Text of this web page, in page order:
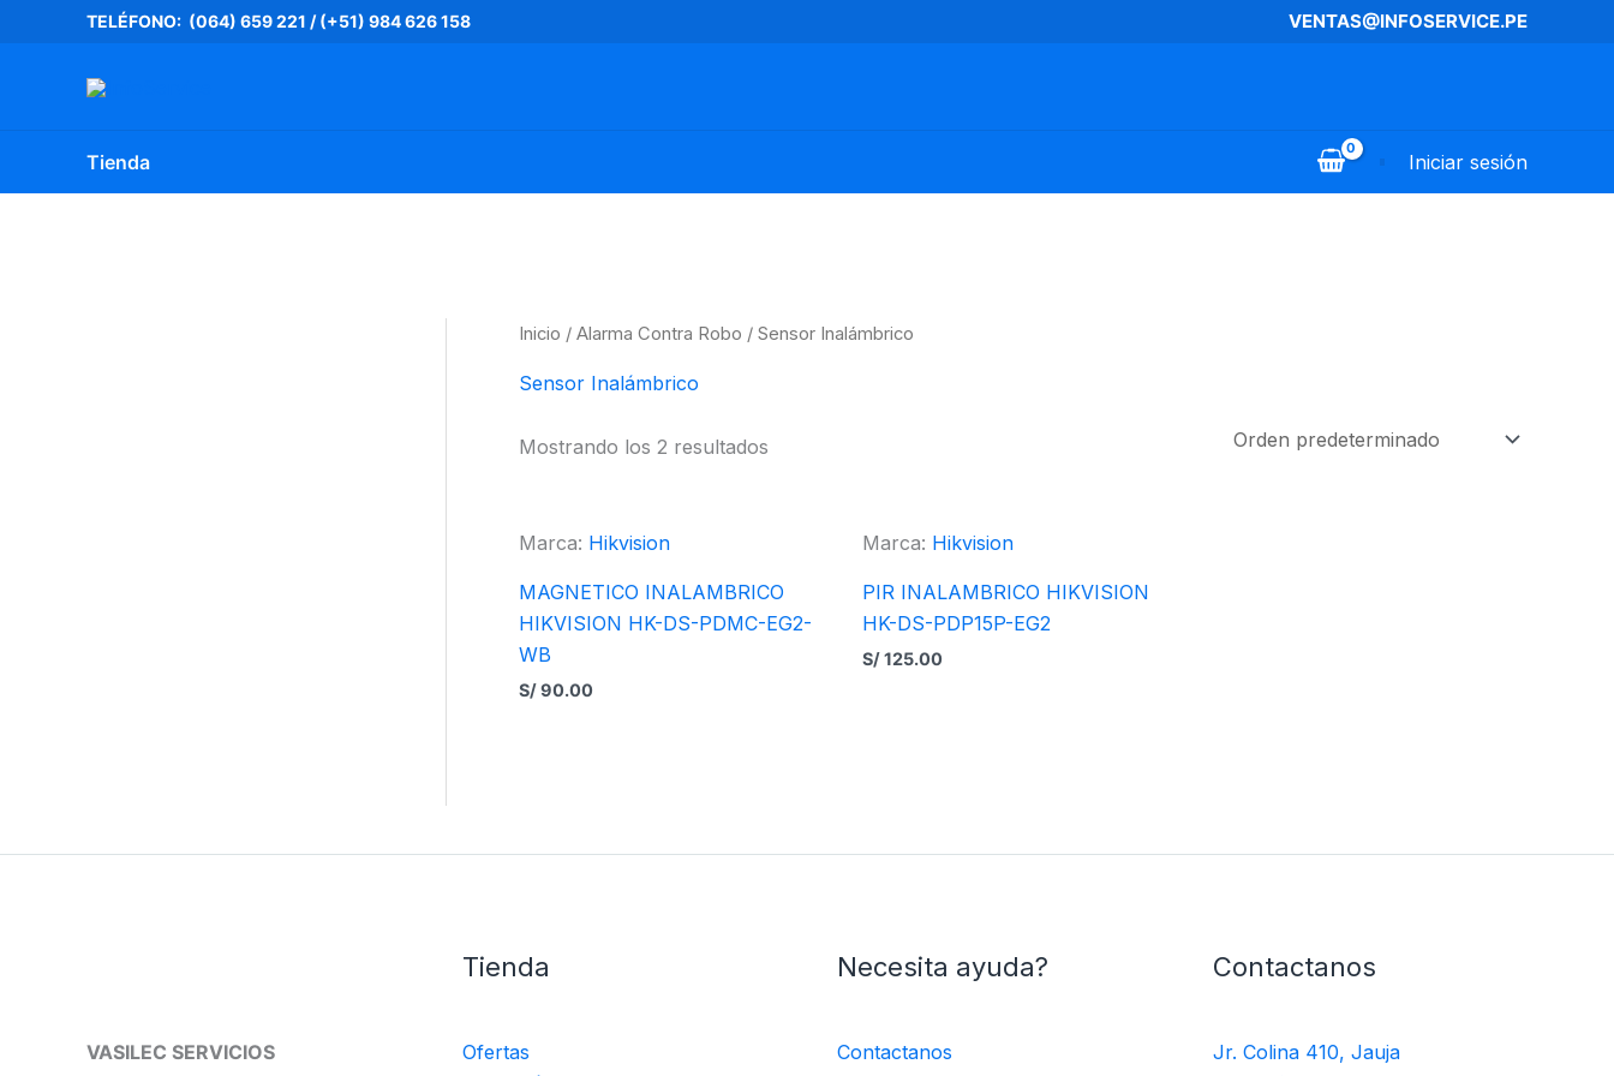
contenido
TELÉFONO: (064) 659 221 /(+51) 984 626 158 VENTAS@INFOSERVICE.PE
Tienda Iniciar sesión
Inicio / Alarma Contra Robo / Sensor Inalámbrico
Sensor Inalámbrico
Mostrando los 2 resultados
Marca: Hikvision
MAGNETICO INALAMBRICO
HIKVISION HK-DS-PDMC-EG2-
WB
S/90.00
Marca: Hikvision
PIR INALAMBRICO HIKVISION
HK-DS-PDP15P-EG2
S/125.00
VASILEC SERVICIOS
Tienda
Ofertas
Necesita ayuda?
Contactanos
Contactanos
Jr. Colina 410, Jauja